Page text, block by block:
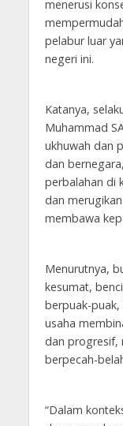
menerusi
pelabur luar
negeri ini.
Katanya,
Muhammad
ukhuwah dan
dan
perbalahan di
dan
membawa
Menurutnya,
kesumat,
berpuak-puak,
usaha
dan progresif,
berpecah-
“Dalam